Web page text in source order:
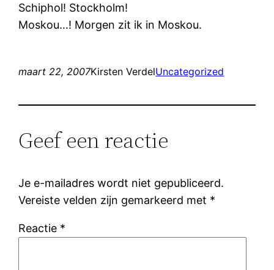
Schiphol! Stockholm!
Moskou…! Morgen zit ik in Moskou.
maart 22, 2007Kirsten VerdelUncategorized
Geef een reactie
Je e-mailadres wordt niet gepubliceerd.
Vereiste velden zijn gemarkeerd met *
Reactie *